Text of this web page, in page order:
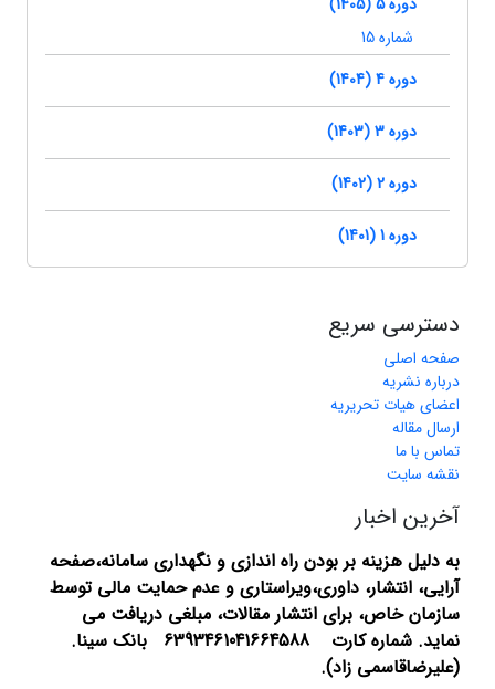
دوره 5 (1405)
شماره 15
دوره 4 (1404)
دوره 3 (1403)
دوره 2 (1402)
دوره 1 (1401)
دسترسی سریع
صفحه اصلی
درباره نشریه
اعضای هیات تحریریه
ارسال مقاله
تماس با ما
نقشه سایت
آخرین اخبار
به دلیل هزینه بر بودن راه اندازی و نگهداری سامانه،صفحه
آرایی، انتشار، داوری،ویراستاری و عدم حمایت مالی توسط
سازمان خاص، برای انتشار مقالات، مبلغی دریافت می
نماید.
شماره کارت 6393461041664588 بانک سینا.
(علیرضاقاسمی زاد).